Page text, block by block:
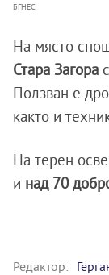
БГНЕС
На място
Стара Загора
Ползван е
както и
На терен
и над 70
Редактор: